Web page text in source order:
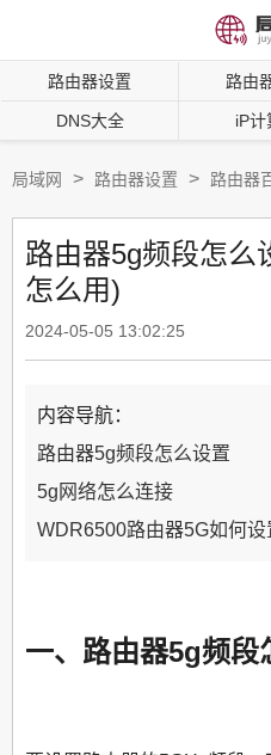
路由器设置 路由
DNS大全 iP计
局域网 > 路由器设置 > 路由器
路由器5g频段怎么
怎么用)
2024-05-05 13:02:25
内容导航：
路由器5g频段怎么设置
5g网络怎么连接
WDR6500路由器5G如何设
一、路由器5g频段